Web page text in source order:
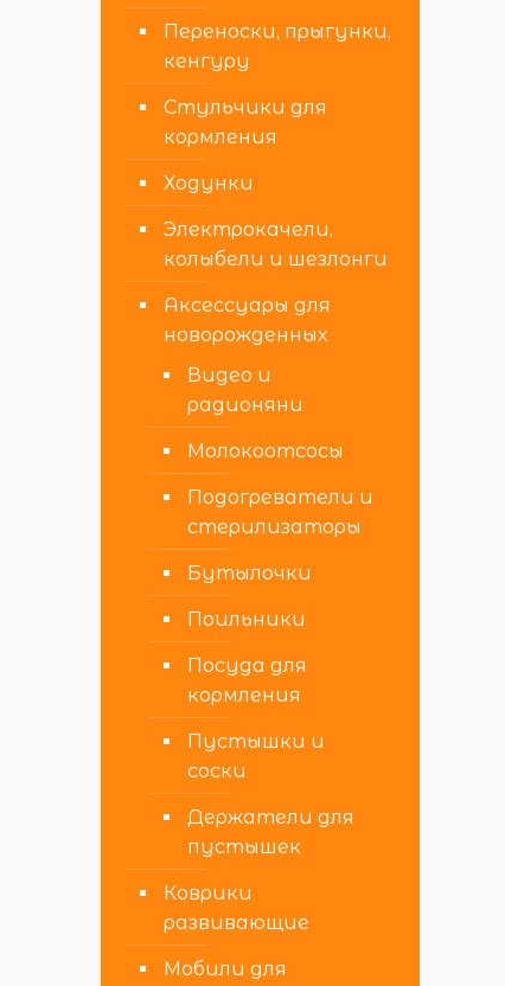
Переноски, прыгунки,
кенгуру
Стульчики для
кормления
Ходунки
Электрокачели,
колыбели и шезлонги
Аксессуары для
новорожденных
Видео и
радионяни
Молокоотсосы
Подогреватели и
стерилизаторы
Бутылочки
Поильники
Посуда для
кормления
Пустышки и
соски
Держатели для
пустышек
Коврики
развивающие
Мобили для